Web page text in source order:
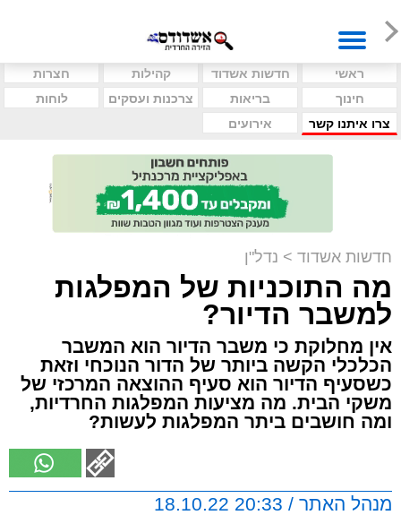
ראשי חדשות אשדוד קהילות
חצרות
חינוך
בריאות צרכנות ועסקים
לוחות
צרו איתנו קשר
אירועים
חדשות אשדוד > נדל"ן
מה התוכניות של המפלגות
למשבר הדיור?
אין מחלוקת כי משבר הדיור הוא המשבר
הכלכלי הקשה ביותר של הדור הנוכחי וזאת
כשסעיף הדיור הוא סעיף ההוצאה המרכזי של
משקי הבית. מה מציעות המפלגות החרדיות,
ומה חושבים ביתר המפלגות לעשות?
מנהל האתר / 20:33 18.10.22